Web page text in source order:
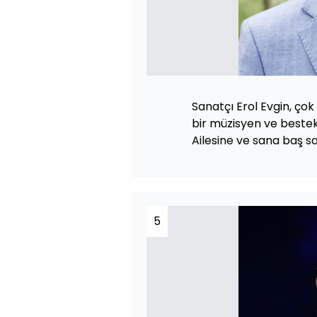
Sanatçı Erol Evgin,
bir müzisyen ve
Ailesine ve sana baş
5